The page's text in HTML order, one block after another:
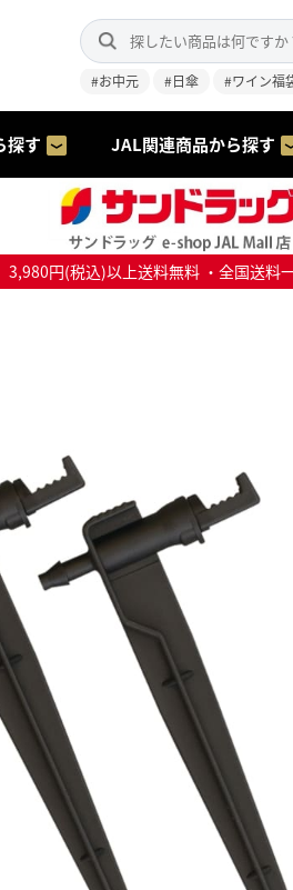
#お中元 #日傘 #ワイン福
探す JAL関連商品から探す
3,980円(税込)以上送料無料 ・全国送料